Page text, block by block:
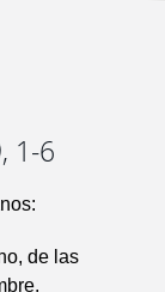
1-6
de las